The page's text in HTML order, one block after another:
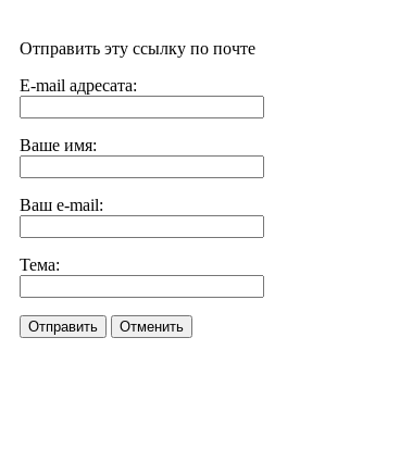
Отправить эту ссылку по почте
E-mail адресата:
Ваше имя:
Ваш e-mail:
Тема:
Отправить Отменить